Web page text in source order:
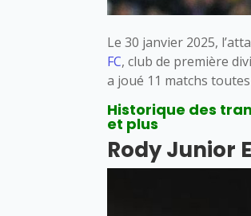
Le 30 janvier 2025,
FC, club de première
a joué 11 matchs
Historique des
et plus
Rody Junior